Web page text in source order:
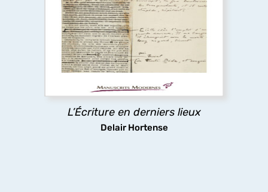
L’Écriture en derniers lieux
Delair Hortense
Pour certains auteurs, l’impression de l’ouvrage
relance l’écriture au lieu d’y mettre un terme. Cet
ouvrage réexamine l’histoire littéraire et les
Rougon-Macquartà la lumière des épreuves
typographiques, où Zola révise littéralement le
texte de chaque roman à la dernière minute.
découvrir